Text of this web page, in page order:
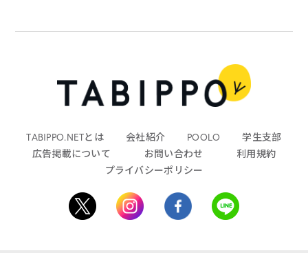
TABIPPO.NETとは 会社紹介 POOLO
学生支部
広告掲載について
お問い合わせ
利用規約
プライバシーポリシー